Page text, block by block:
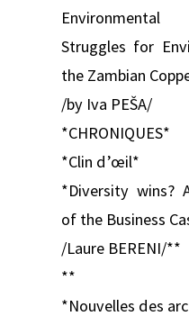
Struggles for
the Zambian
/by Iva PEŠA/
*CHRONIQUES*
*Clin d’œil*
*Diversity wins?
of the Business
/Laure BERENI/**
**
*Nouvelles des